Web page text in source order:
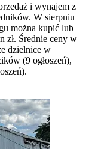
i wynajem z
W sierpniu
można kupić lub
zł. Średnie ceny w
dzielnice w
(9 ogłoszeń),